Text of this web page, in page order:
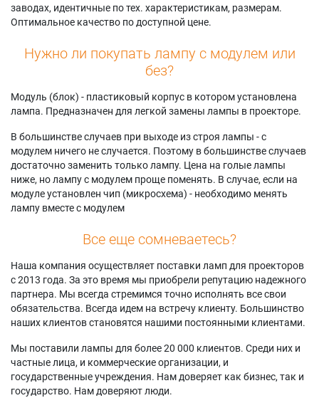
заводах, идентичные по тех. характеристикам, размерам.
Оптимальное качество по доступной цене.
Нужно ли покупать лампу с модулем или
без?
Модуль (блок) - пластиковый корпус в котором установлена
лампа. Предназначен для легкой замены лампы в проекторе.
В большинстве случаев при выходе из строя лампы - с
модулем ничего не случается. Поэтому в большинстве случаев
достаточно заменить только лампу. Цена на голые лампы
ниже, но лампу с модулем проще поменять. В случае, если на
модуле установлен чип (микросхема) - необходимо менять
лампу вместе с модулем
Все еще сомневаетесь?
Наша компания осуществляет поставки ламп для проекторов
с 2013 года. За это время мы приобрели репутацию надежного
партнера. Мы всегда стремимся точно исполнять все свои
обязательства. Всегда идем на встречу клиенту. Большинство
наших клиентов становятся нашими постоянными клиентами.
Мы поставили лампы для более 20 000 клиентов. Среди них и
частные лица, и коммерческие организации, и
государственные учреждения. Нам доверяет как бизнес, так и
государство. Нам доверяют люди.